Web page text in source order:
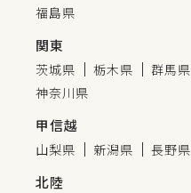
福島県
関東
茨城県 栃木県 群馬県
神奈川県
甲信越
山梨県 新潟県 長野県
北陸